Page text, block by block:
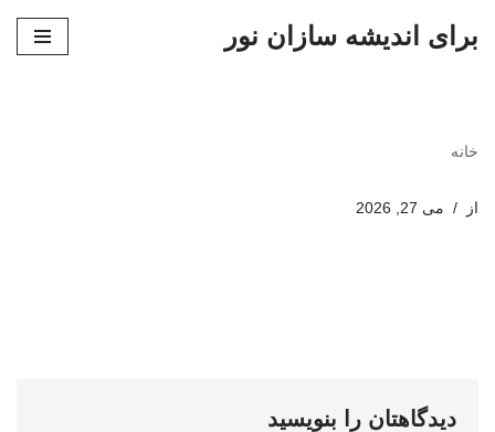
برای اندیشه سازان نور
خانه
از می 27, 2026
دیدگاهتان را بنویسید